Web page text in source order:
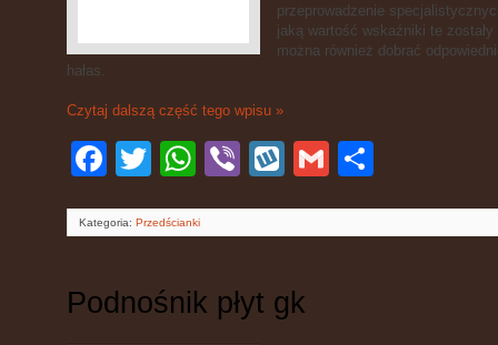
przeprowadzenie
jaką wartość wskaźniki te
można również dobrać
hałas.
Czytaj dalszą część tego wpisu »
Facebook
Twitter WhatsApp
Viber WykopGmail
Kategoria: Przedścianki
Podnośnik płyt gk